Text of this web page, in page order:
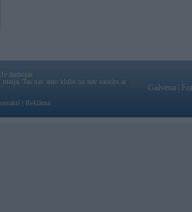
darbojas
maija. Tas nav auto klubs un nav saistīts ar
Reklāma
Galvena